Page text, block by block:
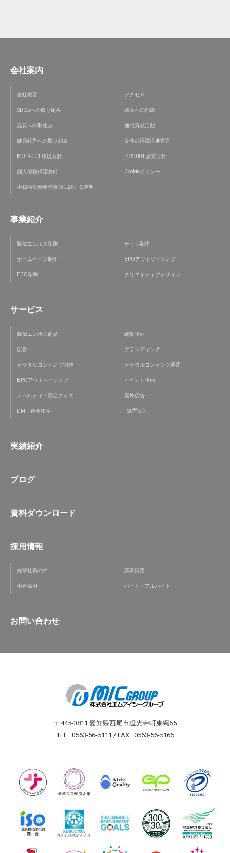
会社案内
会社概要 アクセス
SDGsへの取り組み 環境への配慮
品質への取組み 地域貢献活動
健康経営への取り組み 女性の活躍推進宣言
ISO14001 環境方針 ISO9001 品質方針
個人情報保護方針 Cookieポリシー
中核的労働要求事項に関する声明
事業紹介
擬似エンボス印刷 チラシ制作
ホームページ制作 BPOアウトソーシング
ECO印刷 クリエイティブデザイン
サービス
擬似エンボス商品 編集企画
広告 ブランディング
デジタルコンテンツ制作 デジタルコンテンツ運用
BPOアウトソーシング イベント企画
ノベルティ・販促グッズ 屋外広告
DM・宛名印字 FSC®認証
実績紹介
ブログ
資料ダウンロード
採用情報
先輩社員の声 新卒採用
中途採用 パート・アルバイト
お問い合わせ
〒445-0811 愛知県西尾市道光寺町東縄65
TEL : 0563-56-5111 / FAX : 0563-56-5166